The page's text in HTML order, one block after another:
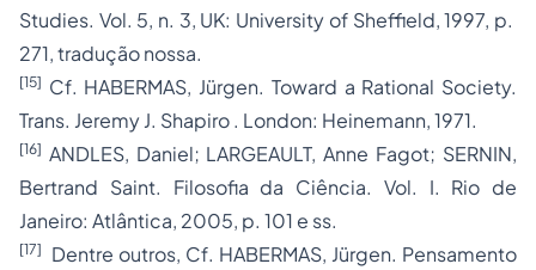
Studies. Vol. 5, n. 3, UK: University of Sheffield, 1997, p.
271, tradução nossa.
[15] Cf. HABERMAS, Jürgen. Toward a Rational Society.
Trans. Jeremy J. Shapiro . London: Heinemann, 1971.
[16] ANDLES, Daniel; LARGEAULT, Anne Fagot; SERNIN,
Bertrand Saint. Filosofia da Ciência. Vol. I. Rio de
Janeiro: Atlântica, 2005, p. 101 e ss.
[17]
Dentre outros, Cf. HABERMAS, Jürgen. Pensamento